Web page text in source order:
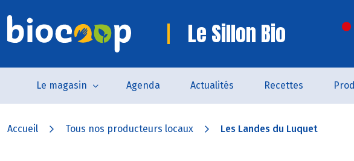
Le Sillon Bio
Le magasin Agenda Actualités Recettes
Accueil Tous nos producteurs locaux Les Landes du Luquet